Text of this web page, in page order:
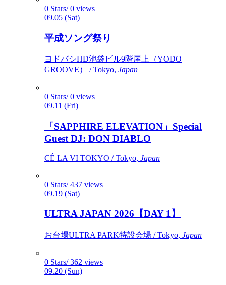
0 Stars/ 0 views
09.05 (Sat)
平成ソング祭り
ヨドバシHD池袋ビル9階屋上（YODO
GROOVE） / Tokyo, Japan
0 Stars/ 0 views
09.11 (Fri)
「SAPPHIRE ELEVATION」Special
Guest DJ: DON DIABLO
CÉ LA VI TOKYO / Tokyo, Japan
0 Stars/ 437 views
09.19 (Sat)
ULTRA JAPAN 2026【DAY 1】
お台場ULTRA PARK特設会場 / Tokyo, Japan
0 Stars/ 362 views
09.20 (Sun)